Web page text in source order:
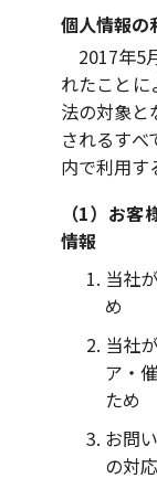
個人情報の
2017年5
れたこと
法の対象
されるす
内で利用す
（1）お
情報
当社
め
当社
ア・
ため
お問
の対